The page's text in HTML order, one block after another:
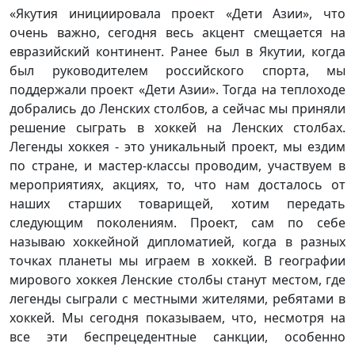
«Якутия инициировала проект «Дети Азии», что
очень важно, сегодня весь акцент смещается на
евразийский континент. Ранее был в Якутии, когда
был руководителем российского спорта, мы
поддержали проект «Дети Азии». Тогда на теплоходе
добрались до Ленских столбов, а сейчас мы приняли
решение сыграть в хоккей на Ленских столбах.
Легенды хоккея - это уникальный проект, мы ездим
по стране, и мастер-классы проводим, участвуем в
мероприятиях, акциях, то, что нам досталось от
наших старших товарищей, хотим передать
следующим поколениям. Проект, сам по себе
называю хоккейной дипломатией, когда в разных
точках планеты мы играем в хоккей. В географии
мирового хоккея Ленские столбы станут местом, где
легенды сыграли с местными жителями, ребятами в
хоккей. Мы сегодня показываем, что, несмотря на
все эти беспрецедентные санкции, особенно